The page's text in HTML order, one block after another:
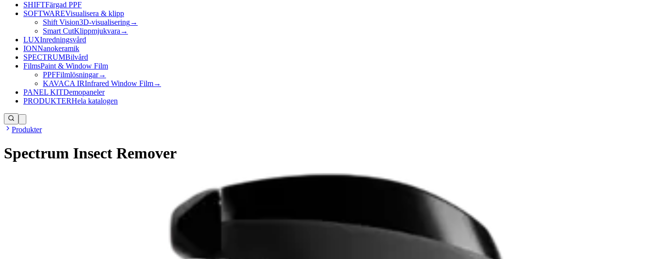
SHIFTFärgad PPF
SOFTWAREVisualisera & klipp
Shift Vision3D-visualisering→
Smart CutKlippmjukvara →
LUXInredningsvård
IONNanokeramik
SPECTRUMBilvård
FilmsPaint & Window Film
PPFFilmlösningar→
KAVACA IRInfrared Window Film→
PANEL KITDemopaneler
PRODUKTERHela katalogen
Produkter
Spectrum Insect Remover